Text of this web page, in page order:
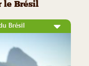
le Brésil
Brésil